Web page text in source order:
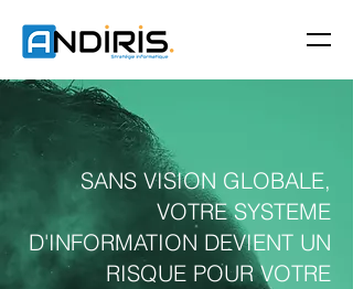
SANS VISION GLOBALE,
VOTRE SYSTEME
D'INFORMATION DEVIENT UN
RISQUE POUR VOTRE